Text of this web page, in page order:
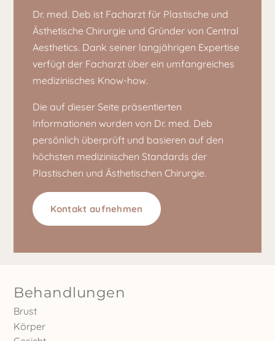
Dr. med. Deb ist Facharzt für Plastische und
Ästhetische Chirurgie und Gründer von Central
Aesthetics. Dank seiner langjährigen Expertise
verfügt der Facharzt über ein umfangreiches
medizinisches Know-how.
Die auf dieser Seite präsentierten
Informationen wurden von Dr. med. Deb
persönlich überprüft und basieren auf den
höchsten medizinischen Standards der
Plastischen und Ästhetischen Chirurgie.
Kontakt aufnehmen
Behandlungen
Brust
Körper